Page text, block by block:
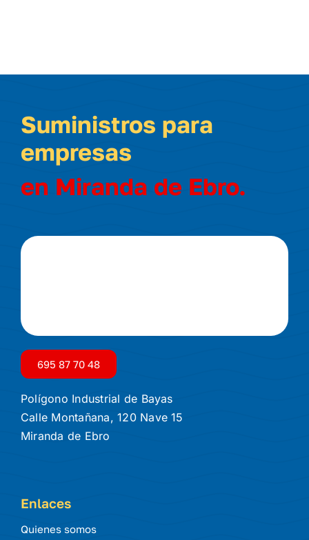
Suministros para
empresas
en Miranda de Ebro.
695 87 70 48
Polígono Industrial de Bayas
Calle Montañana, 120 Nave 15
Miranda de Ebro
Enlaces
Quienes somos